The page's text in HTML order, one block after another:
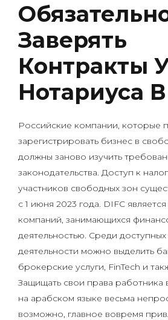
Заверять
Контракты
Нотариуса
Российские компании, которые
зарегистрировать бизнес в
должны заново изучить
законодательства. Доступ к
участников свободных зон
с 1 июня 2023 года. DIFC
компаний, занимающихся
деятельностью. Среди
деятельности можно выделить
брокерские услуги, FinTech и
Защищать свои права работника
на арабском языке весьма
возможно, главное вовремя